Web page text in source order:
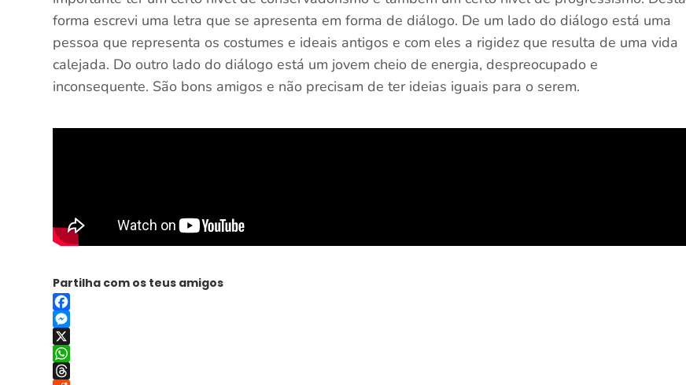
forma escrevi uma letra que se apresenta em forma de diálogo. De um lado do diálogo está uma
pessoa que representa os costumes e ideais antigos e com eles a rigidez que resulta de uma vida
calejada. Do outro lado do diálogo está um jovem cheio de energia, despreocupado e
inconsequente. São bons amigos e não precisam de ter ideias iguais para o serem.
Partilha com os teus amigos
Facebook
Messenger
X
WhatsApp